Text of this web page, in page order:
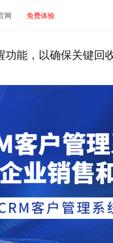
网 免费体验
能，以确保关键回